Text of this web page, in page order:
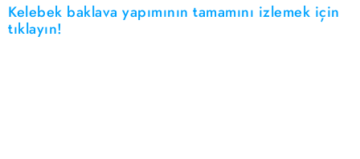
Kelebek baklava yapımının tamamını izlemek için
tıklayın!